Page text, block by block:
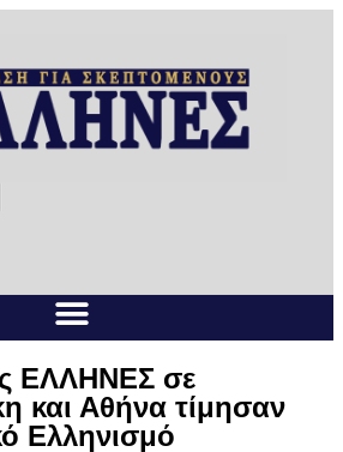
ΕΛΛΗΝΕΣ σε
και Αθήνα τίμησαν
Ελληνισμό